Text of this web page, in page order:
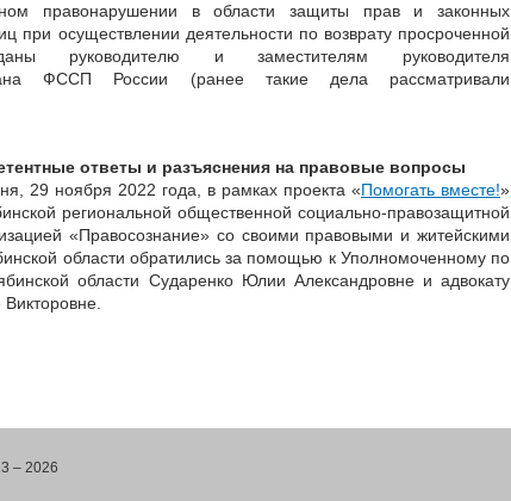
правонарушении в области защиты прав и законных
при осуществлении деятельности по возврату просроченной
руководителю и заместителям руководителя
ФССП России (ранее такие дела рассматривали
ответы и разъяснения на правовые вопросы
29 ноября 2022 года, в рамках проекта «Помогать вместе!»
региональной общественной социально-правозащитной
«Правосознание» со своими правовыми и житейскими
области обратились за помощью к Уполномоченному по
области Сударенко Юлии Александровне и адвокату
– 2026